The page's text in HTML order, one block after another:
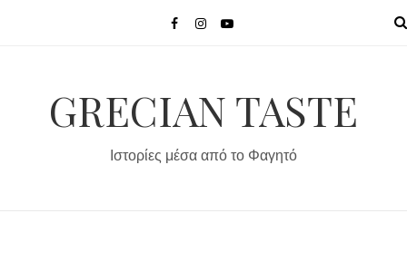
GRECIAN TASTE
Ιστορίες μέσα από το Φαγητό